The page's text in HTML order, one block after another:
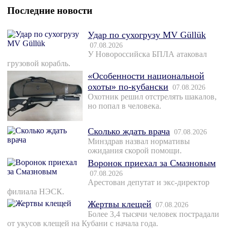
Последние новости
Удар по сухогрузу MV Güllük
07.08.2026
У Новороссийска БПЛА атаковал
грузовой корабль.
«Особенности национальной
охоты» по-кубански 07.08.2026
Охотник решил отстрелять шакалов,
но попал в человека.
Сколько ждать врача 07.08.2026
Минздрав назвал нормативы
ожидания скорой помощи.
Воронок приехал за Смазновым
07.08.2026
Арестован депутат и экс-директор
филиала НЭСК.
Жертвы клещей 07.08.2026
Более 3,4 тысячи человек пострадали
от укусов клещей на Кубани с начала года.